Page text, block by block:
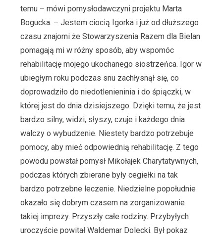
temu – mówi pomysłodawczyni projektu Marta
Bogucka. – Jestem ciocią Igorka i już od dłuższego
czasu znajomi że Stowarzyszenia Razem dla Bielan
pomagają mi w różny sposób, aby wspomóc
rehabilitację mojego ukochanego siostrzeńca. Igor w
ubiegłym roku podczas snu zachłysnął się, co
doprowadziło do niedotlenieninia i do śpiączki, w
której jest do dnia dzisiejszego. Dzięki temu, że jest
bardzo silny, widzi, słyszy, czuje i każdego dnia
walczy o wybudzenie. Niestety bardzo potrzebuje
pomocy, aby mieć odpowiednią rehabilitację. Z tego
powodu powstał pomysł Mikołajek Charytatywnych,
podczas których zbierane były cegiełki na tak
bardzo potrzebne leczenie. Niedzielne popołudnie
okazało się dobrym czasem na zorganizowanie
takiej imprezy. Przyszły całe rodziny. Przybyłych
uroczyście powitał Waldemar Dolecki. Był pokaz